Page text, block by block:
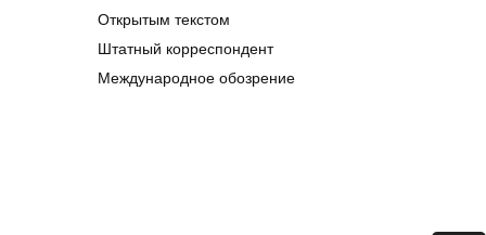
Открытым текстом
Штатный корреспондент
Международное обозрение